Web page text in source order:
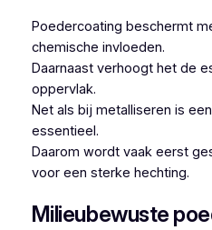
Poedercoating beschermt
chemische invloeden.
Daarnaast verhoogt het de
oppervlak.
Net als bij metalliseren is
essentieel.
Daarom wordt vaak eerst
voor een sterke hechting.
Milieubewuste